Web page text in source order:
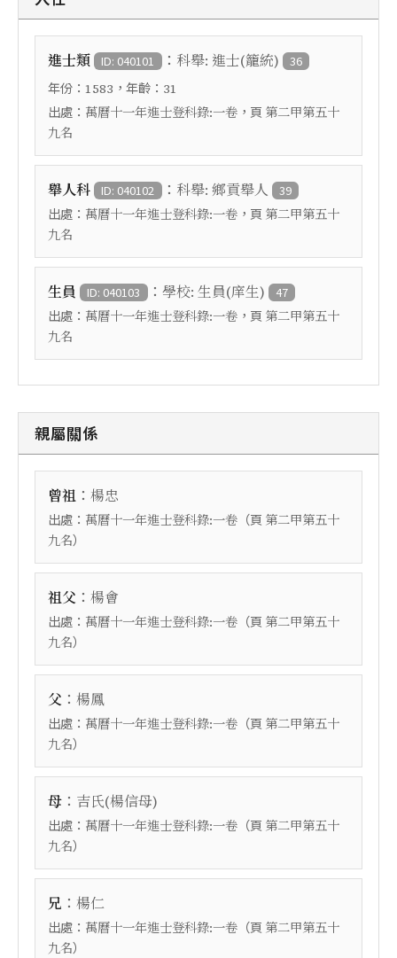
進士類 ID: 040101 ： 科舉: 進士(籠統) 36
年份： 1583 ，年齡： 31
出處： 萬曆十一年進士登科錄:一卷 ，頁 第二甲第五十
九名
舉人科 ID: 040102 ： 科舉: 鄉貢舉人 39
出處： 萬曆十一年進士登科錄:一卷 ，頁 第二甲第五十
九名
生員 ID: 040103 ： 學校: 生員(庠生) 47
出處： 萬曆十一年進士登科錄:一卷 ，頁 第二甲第五十
九名
親屬關係
曾祖 ： 楊忠
出處： 萬曆十一年進士登科錄:一卷 （頁 第二甲第五十
九名）
祖父 ： 楊會
出處： 萬曆十一年進士登科錄:一卷 （頁 第二甲第五十
九名）
父 ： 楊鳳
出處： 萬曆十一年進士登科錄:一卷 （頁 第二甲第五十
九名）
母 ： 吉氏(楊信母)
出處： 萬曆十一年進士登科錄:一卷 （頁 第二甲第五十
九名）
兄 ： 楊仁
出處： 萬曆十一年進士登科錄:一卷 （頁 第二甲第五十
九名）